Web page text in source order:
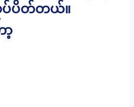
ပ်ပိတ်တယ်။
ာ့